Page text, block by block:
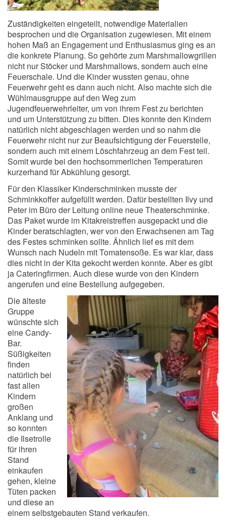
Zuständigkeiten eingeteilt, notwendige Materialien
besprochen und die Organisation zugewiesen. Mit einem
hohen Maß an Engagement und Enthusiasmus ging es an
die konkrete Planung. So gehörte zum Marshmallowgrillen
nicht nur Stöcker und Marshmallows, sondern auch eine
Feuerschale. Und die Kinder wussten genau, ohne
Feuerwehr geht es dann auch nicht. Also machte sich die
Wühlmausgruppe auf den Weg zum
Jugendfeuerwehrleiter, um von ihrem Fest zu berichten
und um Unterstützung zu bitten. Dies konnte den Kindern
natürlich nicht abgeschlagen werden und so nahm die
Feuerwehr nicht nur zur Beaufsichtigung der Feuerstelle,
sondern auch mit einem Löschfahrzeug an dem Fest teil.
Somit wurde bei den hochsommerlichen Temperaturen
kurzerhand für Abkühlung gesorgt.
Für den Klassiker Kinderschminken musste der
Schminkkoffer aufgefüllt werden. Dafür bestellten Ilvy und
Peter im Büro der Leitung online neue Theaterschminke.
Das Paket wurde im Kitakreistreffen ausgepackt und die
Kinder beratschlagten, wer von den Erwachsenen am Tag
des Festes schminken sollte. Ähnlich lief es mit dem
Wunsch nach Nudeln mit Tomatensoße. Es war klar, dass
dies nicht in der Kita gekocht werden konnte. Aber es gibt
ja Cateringfirmen. Auch diese wurde von den Kindern
angerufen und eine Bestellung aufgegeben.
Die älteste
Gruppe
wünschte sich
eine Candy-
Bar.
Süßigkeiten
finden
natürlich bei
fast allen
Kindern
großen
Anklang und
so konnten
die Ilsetrolle
für ihren
Stand
einkaufen
gehen, kleine
Tüten packen
und diese an
einem selbstgebauten Stand verkaufen.